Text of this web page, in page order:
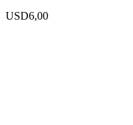
USD6,00